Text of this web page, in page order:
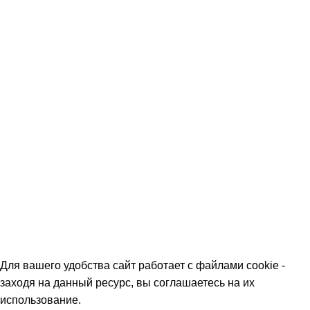
Для вашего удобства сайт работает с файлами cookie -
заходя на данный ресурс, вы соглашаетесь на их
использование.